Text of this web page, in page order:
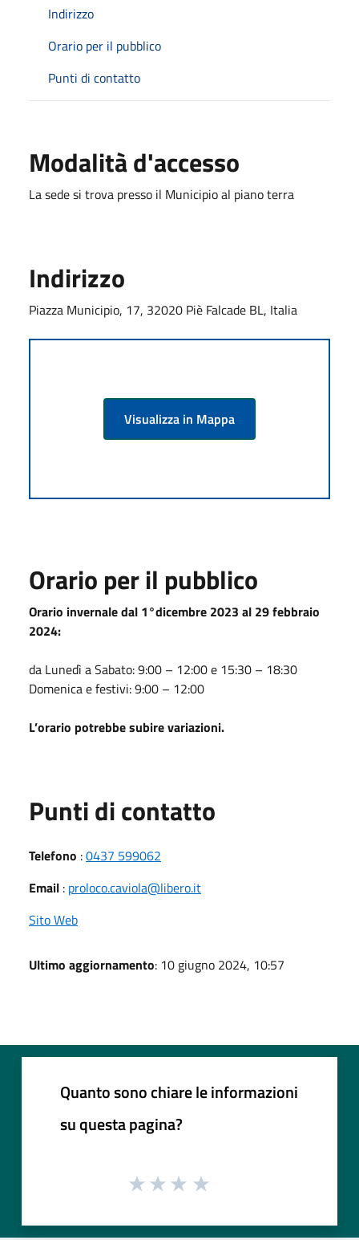
Indirizzo
Orario per il pubblico
Punti di contatto
Modalità d'accesso
La sede si trova presso il Municipio al piano terra
Indirizzo
Piazza Municipio, 17, 32020 Piè Falcade BL, Italia
Visualizza in Mappa
Orario per il pubblico
Orario invernale dal 1°dicembre 2023 al 29 febbraio
2024:
da Lunedì a Sabato: 9:00 – 12:00 e 15:30 – 18:30
Domenica e festivi: 9:00 – 12:00
L’orario potrebbe subire variazioni.
Punti di contatto
Telefono :0437 599062
Email : proloco.caviola@libero.it
Sito Web
Ultimo aggiornamento: 10 giugno 2024, 10:57
Quanto sono chiare le informazioni
su questa pagina?